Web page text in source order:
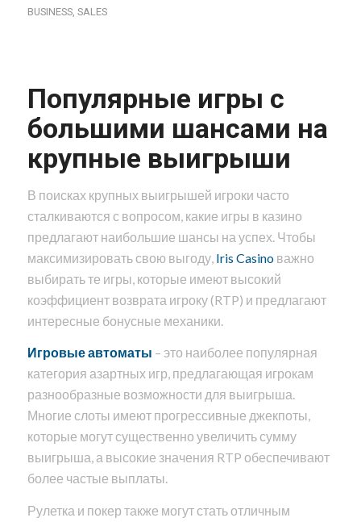
BUSINESS, SALES
Популярные игры с
большими шансами на
крупные выигрыши
В поисках крупных выигрышей игроки часто
сталкиваются с вопросом, какие игры в казино
предлагают наибольшие шансы на успех. Чтобы
максимизировать свою выгоду, Iris Casinoважно
выбирать те игры, которые имеют высокий
коэффициент возврата игроку (RTP) и предлагают
интересные бонусные механики.
Игровые автоматы – это наиболее популярная
категория азартных игр, предлагающая игрокам
разнообразные возможности для выигрыша.
Многие слоты имеют прогрессивные джекпоты,
которые могут существенно увеличить сумму
выигрыша, а высокие значения RTP обеспечивают
более частые выплаты.
Рулетка и покер также могут стать отличным